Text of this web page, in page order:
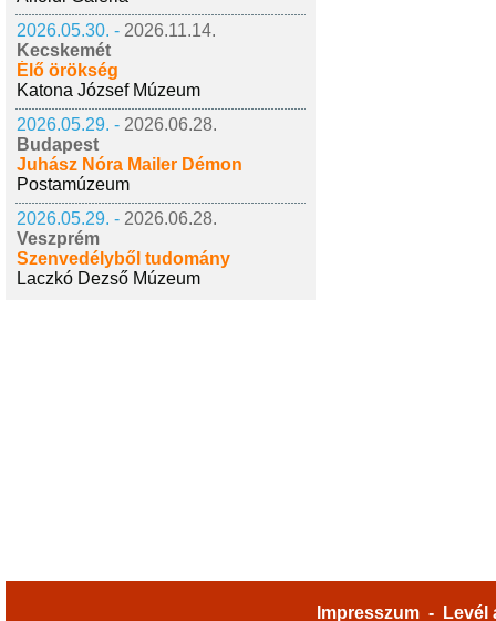
2026.05.30. - 2026.11.14.
Kecskemét
Élő örökség
Katona József Múzeum
2026.05.29. - 2026.06.28.
Budapest
Juhász Nóra Mailer Démon
Postamúzeum
2026.05.29. - 2026.06.28.
Veszprém
Szenvedélyből tudomány
Laczkó Dezső Múzeum
Impresszum -
Levél